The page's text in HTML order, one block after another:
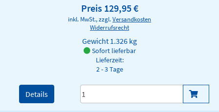
Preis 129,95 €
inkl. MwSt., zzgl.Versandkosten
Widerrufsrecht
Gewicht 1.326 kg
Sofort lieferbar
Lieferzeit:
2 - 3 Tage
Details